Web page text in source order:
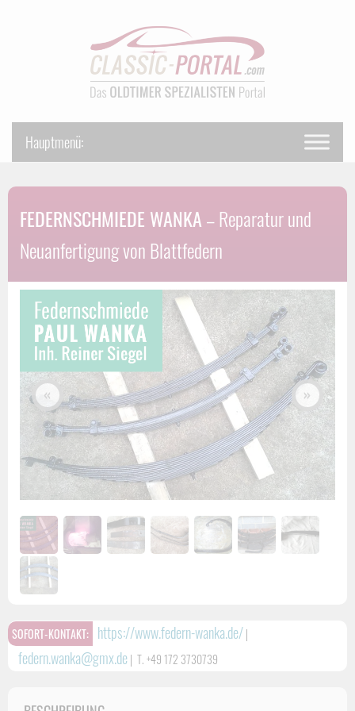
FEDERNSCHMIEDE WANKA– Reparatur und
Neuanfertigung von Blattfedern
« »
SOFORT-KONTAKT: https://www.federn-wanka.de/|
federn.wanka@gmx.de| T. +49 172 3730739